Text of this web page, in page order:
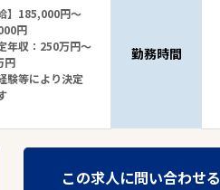
】185,000円～
円
年収：250万円～
円
験等により決定
勤務時間
この求人に問い合わせる